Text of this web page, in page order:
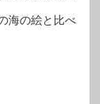
海の絵と比べ